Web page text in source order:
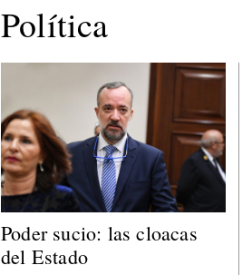
Política
Poder sucio: las cloacas
del Estado